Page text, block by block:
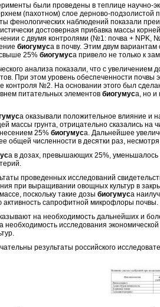
были проведены в теплице научно-
(пахотном) слое дерново-подзолистой
фенологических наблюдений показали
достоверная прибавка массы
с двумя контролями (№1: почва + NPK,
биогумуса в почву. Этим двум вариантам
25% биогумуса привело не только к
анализа показали, что с увеличением
При этом уровень обеспеченности
контроля №2. На основании этого был
питательных элементов биогумуса, но и
а оказывали положительное влияние и
массы грунта, отрицательно сказались на
25% биогумуса. Дальнейшее
общей численности в десятки раз,
а в дозах, превышающих 25%, уменьшалось
проведенных исследований
при выращивании овощных культур в
поскольку такие дозы биогумуса
сапрофитной микрофлоры почвы.
на необходимость дальнейших и
необходимость исследования
результаты российского